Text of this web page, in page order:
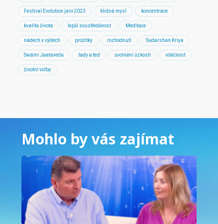
Festival Evolution jaro 2023 klidná mysl koncentrace
kvalita života lepší soustředěnost Meditace
nádech x výdech prožitky rozhodnutí Sudarshan Kriya
Swámí Jaataveda tady a teď uvolnění úzkosti vděčnost
životní volby
Mohlo by vás zajímat